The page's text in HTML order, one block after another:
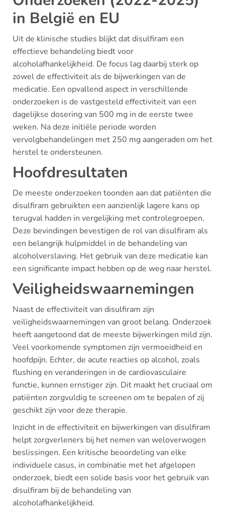
in België en EU
Uit de klinische studies blijkt dat disulfiram een
effectieve behandeling biedt voor
alcoholafhankelijkheid. De focus lag daarbij sterk op
zowel de effectiviteit als de bijwerkingen van de
medicatie. Een opvallend aspect in verschillende
onderzoeken is de vastgesteld effectiviteit van een
dagelijkse dosering van 500 mg in de eerste twee
weken. Na deze initiële periode worden
vervolgbehandelingen met 250 mg aangeraden om het
herstel te ondersteunen.
Hoofdresultaten
De meeste onderzoeken toonden aan dat patiënten die
disulfiram gebruikten een aanzienlijk lagere kans op
terugval hadden in vergelijking met controlegroepen.
Deze bevindingen bevestigen de rol van disulfiram als
een belangrijk hulpmiddel in de behandeling van
alcoholverslaving. Het gebruik van deze medicatie kan
een significante impact hebben op de weg naar herstel.
Veiligheidswaarnemingen
Naast de effectiviteit van disulfiram zijn
veiligheidswaarnemingen van groot belang. Onderzoek
heeft aangetoond dat de meeste bijwerkingen mild zijn.
Veel voorkomende symptomen zijn vermoeidheid en
hoofdpijn. Echter, de acute reacties op alcohol, zoals
flushing en veranderingen in de cardiovasculaire
functie, kunnen ernstiger zijn. Dit maakt het cruciaal om
patiënten zorgvuldig te screenen om te bepalen of zij
geschikt zijn voor deze therapie.
Inzicht in de effectiviteit en bijwerkingen van disulfiram
helpt zorgverleners bij het nemen van weloverwogen
beslissingen. Een kritische beoordeling van elke
individuele casus, in combinatie met het afgelopen
onderzoek, biedt een solide basis voor het gebruik van
disulfiram bij de behandeling van
alcoholafhankelijkheid.